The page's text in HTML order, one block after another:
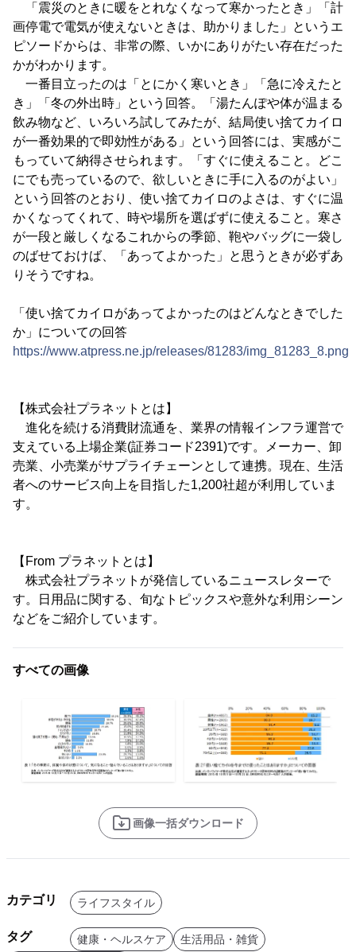
「震災のときに暖をとれなくなって寒かったとき」「計
画停電で電気が使えないときは、助かりました」というエ
ピソードからは、非常の際、いかにありがたい存在だった
かがわかります。
一番目立ったのは「とにかく寒いとき」「急に冷えたと
き」「冬の外出時」という回答。「湯たんぽや体が温まる
飲み物など、いろいろ試してみたが、結局使い捨てカイロ
が一番効果的で即効性がある」という回答には、実感がこ
もっていて納得させられます。「すぐに使えること。どこ
にでも売っているので、欲しいときに手に入るのがよい」
という回答のとおり、使い捨てカイロのよさは、すぐに温
かくなってくれて、時や場所を選ばずに使えること。寒さ
が一段と厳しくなるこれからの季節、鞄やバッグに一袋し
のばせておけば、「あってよかった」と思うときが必ずあ
りそうですね。
「使い捨てカイロがあってよかったのはどんなときでした
か」についての回答
https://www.atpress.ne.jp/releases/81283/img_81283_8.png
【株式会社プラネットとは】
進化を続ける消費財流通を、業界の情報インフラ運営で
支えている上場企業(証券コード2391)です。メーカー、卸
売業、小売業がサプライチェーンとして連携。現在、生活
者へのサービス向上を目指した1,200社超が利用していま
す。
【From プラネットとは】
株式会社プラネットが発信しているニュースレターで
す。日用品に関する、旬なトピックスや意外な利用シーン
などをご紹介しています。
すべての画像
画像一括ダウンロード
カテゴリ ライフスタイル
タグ 健康・ヘルスケア 生活用品・雑貨